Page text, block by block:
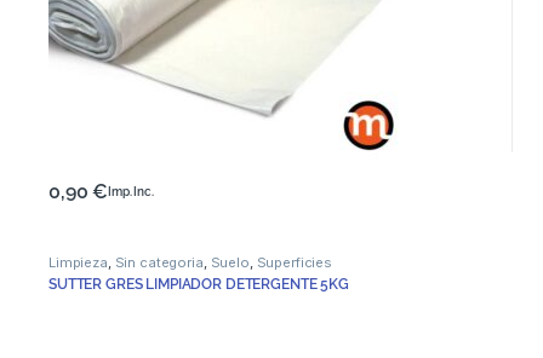
0,90€ Imp. Inc.
Limpieza Sin categoria Suelo Superficies
SUTTER GRES LIMPIADOR DETERGENTE 5KG